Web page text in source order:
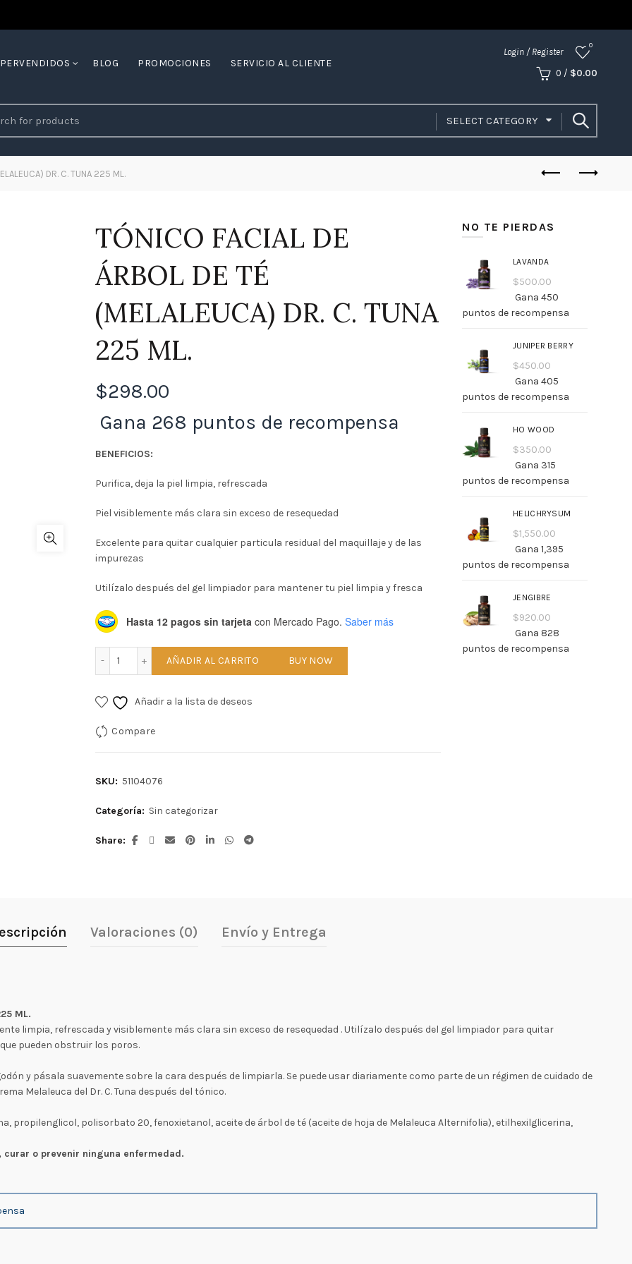
BLOG PROMOCIONES SERVICIO AL CLIENTE
Login / Register
0
0 / $0.00
SELECT CATEGORY
DR. C. TUNA 225 ML.
TÓNICO FACIAL DE
ÁRBOL DE TÉ
(MELALEUCA) DR. C. TUNA
225 ML.
$298.00
Gana 268 puntos de recompensa
BENEFICIOS:
Purifica, deja la piel limpia, refrescada
Piel visiblemente más clara sin exceso de resequedad
Excelente para quitar cualquier particula residual del maquillaje y de las
impurezas
Utilízalo después del gel limpiador para mantener tu piel limpia y fresca
Hasta 12 pagos sin tarjeta con Mercado Pago. Saber más
TÓNICO FACIAL DE ÁRBOL DE TÉ (MELALEUCA) DR. C. TUNA 225 ML. cantidad
AÑADIR AL CARRITO BUY NOW
Añadir a la lista de deseos
Compare
SKU: 51104076
Categoría: Sin categorizar
Share
NO TE PIERDAS
LAVANDA
$500.00
Gana 450
puntos de recompensa
JUNIPER BERRY
$450.00
Gana 405
puntos de recompensa
HO WOOD
$350.00
Gana 315
puntos de recompensa
HELICHRYSUM
$1,550.00
Gana 1,395
puntos de recompensa
JENGIBRE
$920.00
Gana 828
puntos de recompensa
Valoraciones (0) Envío y Entrega
ML.
limpia, refrescada y visiblemente más clara sin exceso de resequedad . Utilízalo después del gel limpiador para quitar
pueden obstruir los poros.
y pásala suavemente sobre la cara después de limpiarla. Se puede usar diariamente como parte de un régimen de cuidado de
Melaleuca del Dr. C. Tuna después del tónico.
propilenglicol, polisorbato 20, fenoxietanol, aceite de árbol de té (aceite de hoja de Melaleuca Alternifolia), etilhexilglicerina,
o prevenir ninguna enfermedad.